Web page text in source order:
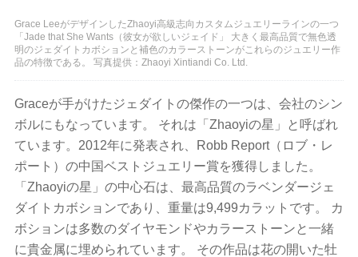
Grace LeeがデザインしたZhaoyi高級志向カスタムジュエリーラインの一つ
「Jade that She Wants（彼女が欲しいジェイド」 大きく最高品質で無色透
明のジェダイトカボションと補色のカラーストーンがこれらのジュエリー作
品の特徴である。 写真提供：Zhaoyi Xintiandi Co. Ltd.
Graceが手がけたジェダイトの傑作の一つは、会社のシン
ボルにもなっています。 それは「Zhaoyiの星」と呼ばれ
ています。2012年に発表され、Robb Report（ロブ・レ
ポート）の中国ベストジュエリー賞を獲得しました。
「Zhaoyiの星」の中心石は、最高品質のラベンダージェ
ダイトカボションであり、重量は9,499カラットです。 カ
ボションは多数のダイヤモンドやカラーストーンと一緒
に貴金属に埋められています。 その作品は花の開いた牡